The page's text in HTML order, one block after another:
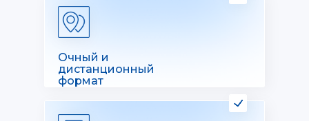
Очный и
дистанционный
формат